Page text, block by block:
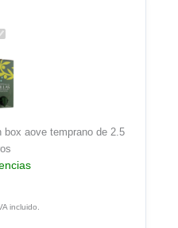
aove temprano de 2.5
incluido.